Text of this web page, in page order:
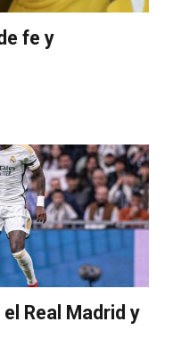
fe y
Real Madrid y